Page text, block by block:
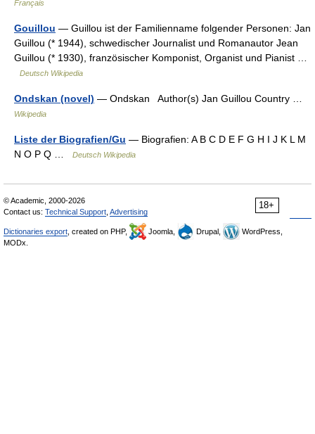
Français
Gouillou — Guillou ist der Familienname folgender Personen: Jan
Guillou (* 1944), schwedischer Journalist und Romanautor Jean
Guillou (* 1930), französischer Komponist, Organist und Pianist …
Deutsch Wikipedia
Ondskan (novel) — Ondskan Author(s) Jan Guillou Country …
Wikipedia
Liste der Biografien/Gu — Biografien: A B C D E F G H I J K L M
N O P Q …
Deutsch Wikipedia
18+
© Academic, 2000-2026
Contact us: Technical Support Advertising
Dictionaries export , created on PHP, Joomla, Drupal,
WordPress,
MODx.